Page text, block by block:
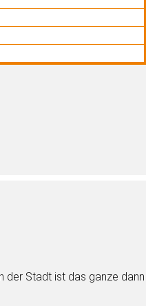
der Stadt ist das ganze dann